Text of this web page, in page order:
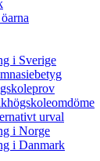
i Sverige
urval
i Norge
i Danmark